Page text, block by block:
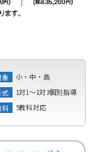
象
小・中・高
式
1対1～1対3個別指導
科
5教科対応